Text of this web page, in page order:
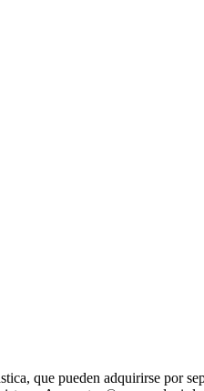
que pueden adquirirse por